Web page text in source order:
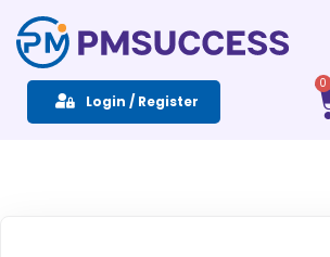
Login / Register
0
Sign in Sign up
Sign in